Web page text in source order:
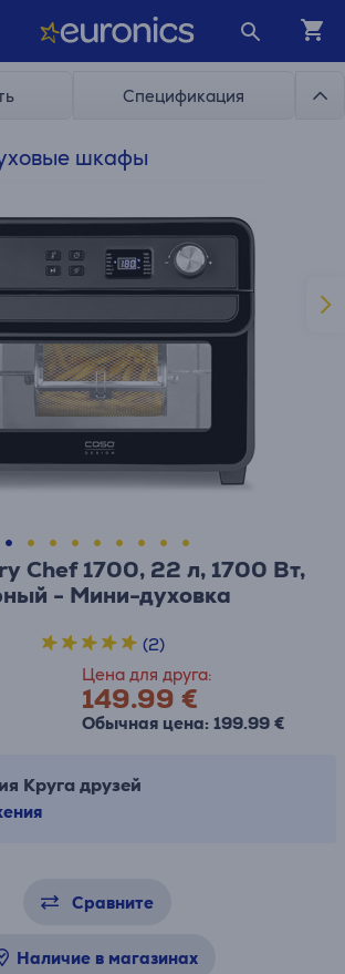
Спецификация
шкафы
Chef 1700, 22 л, 1700 Вт,
- Мини-духовка
Цена для друга:
149.99 €
Обычная цена: 199.99 €
(2)
Круга друзей
Сравните
Наличие в магазинах